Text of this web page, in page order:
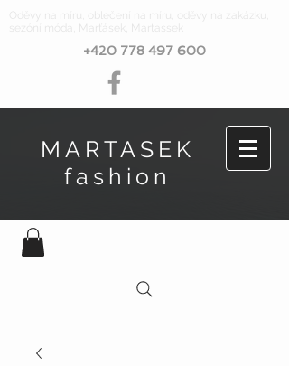
Oděvy na míru, oblečení na míru, oděvy na zakázku,
sezóní móda, Marťásek, Martassek
+420 778 497 600
MARTASEK
fashion